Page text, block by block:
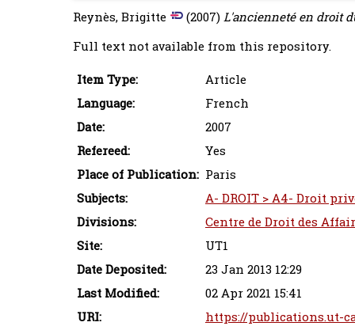
Reynès, Brigitte (2007)L'ancienneté en droit
Full text not available from this repository.
Item Type:
Article
Language:
French
Date:
2007
Refereed:
Yes
Place of Publication: Paris
Subjects:
A- DROIT > A4- Droit
Divisions:
Centre de Droit des
Site:
UT1
Date Deposited:
23 Jan 2013 12:29
Last Modified:
02 Apr 2021 15:41
URI:
https://publications.ut-